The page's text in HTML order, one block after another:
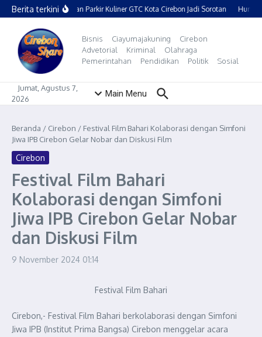
Lewati ke konten
Berita terkiniPelataran Parkir Kuliner GTC Kota Cirebon Jadi Sorotan
Bisnis Ciayumajakuning
Cirebon
Advetorial
Kriminal
Olahraga
Pemerintahan
Pendidikan Politik Sosial
Jumat, Agustus 7,
2026
Main Menu
Beranda / Cirebon / Festival Film Bahari Kolaborasi dengan Simfoni
Jiwa IPB Cirebon Gelar Nobar dan Diskusi Film
Cirebon
Festival Film Bahari
Kolaborasi dengan Simfoni
Jiwa IPB Cirebon Gelar Nobar
dan Diskusi Film
9 November 2024 01:14
Festival Film Bahari
Cirebon,- Festival Film Bahari berkolaborasi dengan Simfoni
Jiwa IPB (Institut Prima Bangsa) Cirebon menggelar acara